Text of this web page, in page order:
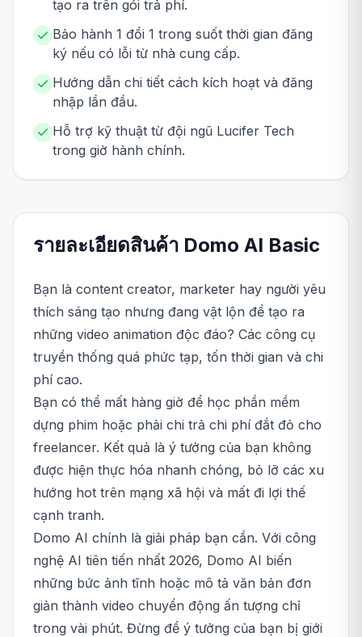
tạo ra trên gói trả phí.
Bảo hành 1 đổi 1 trong suốt thời gian đăng
ký nếu có lỗi từ nhà cung cấp.
Hướng dẫn chi tiết cách kích hoạt và đăng
nhập lần đầu.
Hỗ trợ kỹ thuật từ đội ngũ Lucifer Tech
trong giờ hành chính.
รายละเอียดสินค้า Domo AI Basic
Bạn là content creator, marketer hay người yêu
thích sáng tạo nhưng đang vật lộn để tạo ra
những video animation độc đáo? Các công cụ
truyền thống quá phức tạp, tốn thời gian và chi
phí cao.
Bạn có thể mất hàng giờ để học phần mềm
dựng phim hoặc phải chi trả chi phí đắt đỏ cho
freelancer. Kết quả là ý tưởng của bạn không
được hiện thực hóa nhanh chóng, bỏ lỡ các xu
hướng hot trên mạng xã hội và mất đi lợi thế
cạnh tranh.
Domo AI chính là giải pháp bạn cần. Với công
nghệ AI tiên tiến nhất 2026, Domo AI biến
những bức ảnh tĩnh hoặc mô tả văn bản đơn
giản thành video chuyển động ấn tượng chỉ
trong vài phút. Đừng để ý tưởng của bạn bị giới